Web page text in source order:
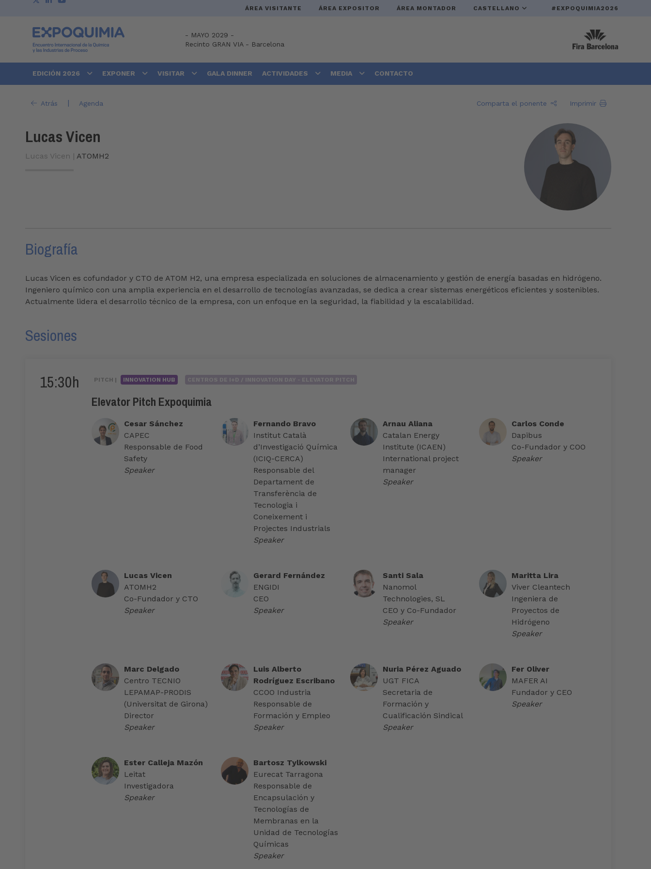
ÁREA VISITANTE ÁREA EXPOSITOR ÁREA MONTADOR CASTELLANO #EXPOQUIMIA2026
- MAYO 2029 -
Recinto GRAN VIA- Barcelona
EDICIÓN 2026 EXPONER VISITAR GALA DINNER ACTIVIDADES MEDIA CONTACTO
Atrás | Agenda Comparta el ponente Imprimir
Lucas Vicen
Lucas Vicen | ATOMH2
Biografía
Lucas Vicen es cofundador y CTO de ATOM H2, una empresa especializada en soluciones de almacenamiento y gestión de energía basadas en hidrógeno.
Ingeniero químico con una amplia experiencia en el desarrollo de tecnologías avanzadas, se dedica a crear sistemas energéticos eficientes y sostenibles.
Actualmente lidera el desarrollo técnico de la empresa, con un enfoque en la seguridad, la fiabilidad y la escalabilidad.
Sesiones
15:30h PITCH | INNOVATION HUB CENTROS DE I+D / INNOVATION DAY - ELEVATOR PITCH
Elevator Pitch Expoquimia
Bartosz Tylkowski
Eurecat Tarragona
Responsable de
Encapsulación y
Tecnologías de
Membranas en la
Unidad de Tecnologías
Químicas
Speaker
Cesar Sánchez
CAPEC
Responsable de Food
Safety
Speaker
Fernando Bravo
Institut Català
d’Investigació Química
(ICIQ-CERCA)
Responsable del
Departament de
Transferència de
Tecnologia i
Coneixement i
Projectes Industrials
Speaker
Arnau Aliana
Catalan Energy
Institute (ICAEN)
International project
manager
Speaker
Carlos Conde
Dapibus
Co-Fundador y COO
Speaker
Lucas Vicen
ATOMH2
Co-Fundador y CTO
Speaker
Gerard Fernández
ENGIDI
CEO
Speaker
Santi Sala
Nanomol
Technologies, SL
CEO y Co-Fundador
Speaker
Maritta Lira
Viver Cleantech
Ingeniera de
Proyectos de
Hidrógeno
Speaker
Marc Delgado
Centro TECNIO
LEPAMAP-PRODIS
(Universitat de Girona)
Director
Speaker
Nuria Pérez Aguado
UGT FICA
Secretaria de
Formación y
Cualificación Sindical
Speaker
Luis Alberto
Rodríguez Escribano
CCOO Industria
Responsable de
Formación y Empleo
Speaker
Fer Oliver
MAFER AI
Fundador y CEO
Speaker
Ester Calleja Mazón
Leitat
Investigadora
Speaker